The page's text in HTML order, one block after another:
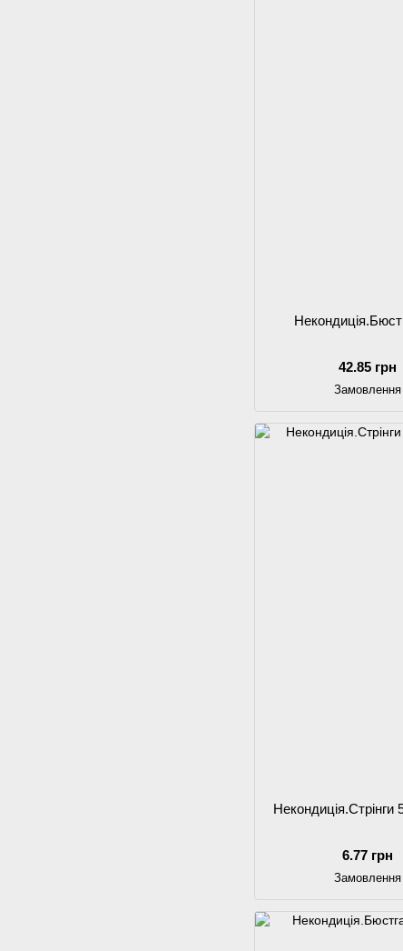
42.85 грн
Замовлення
6.77 грн
Замовлення